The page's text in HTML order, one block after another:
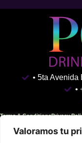
Valoramos tu
• 5ta Avenida
•
Terms & ConditionsPrivacy